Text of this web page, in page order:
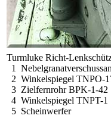
Turmluke Richt-
1
2 Winkelspiegel TNPO-
3 Zielfernrohr BPK-1-42
4 Winkelspiegel TNPT-1
5 Scheinwerfer